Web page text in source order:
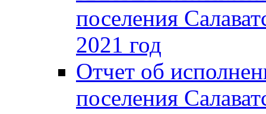
поселения
2021 год
Отчет об
поселения